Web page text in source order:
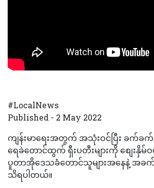
#LocalNews
Published - 2 May 2022
ကျန်းမာရေးအတွက် အသုံးဝင်ပြီး ခက်ခ
ရေခဲတောင်ထွက် ရှီးပတီးများကို စျေးနှိမ်
ပူတာအိုဒေသခံတောင်သူများအနေနဲ့ အ
သိရပါတယ်။